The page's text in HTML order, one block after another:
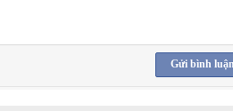
Gửi bình luận